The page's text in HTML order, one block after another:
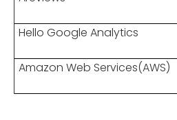
Hello Google Analytics
Amazon Web Services(AWS)